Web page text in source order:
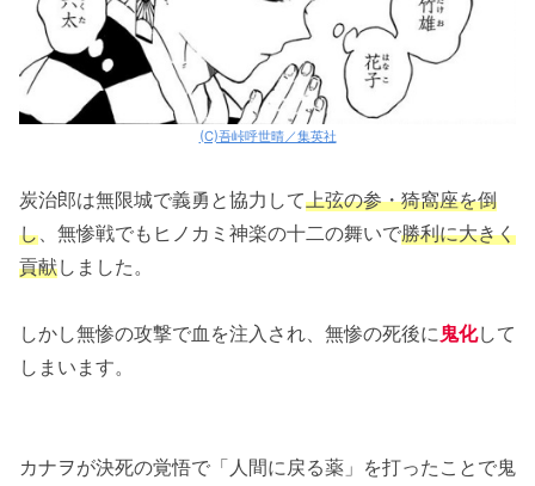
(C)吾峠呼世晴／集英社
炭治郎は無限城で義勇と協力して上弦の参・猗窩座を倒
し 、無惨戦でもヒノカミ神楽の十二の舞いで勝利に大きく
貢献しました。
しかし無惨の攻撃で血を注入され、無惨の死後に 鬼化して
しまいます。
カナヲが決死の覚悟で「人間に戻る薬」を打ったことで鬼